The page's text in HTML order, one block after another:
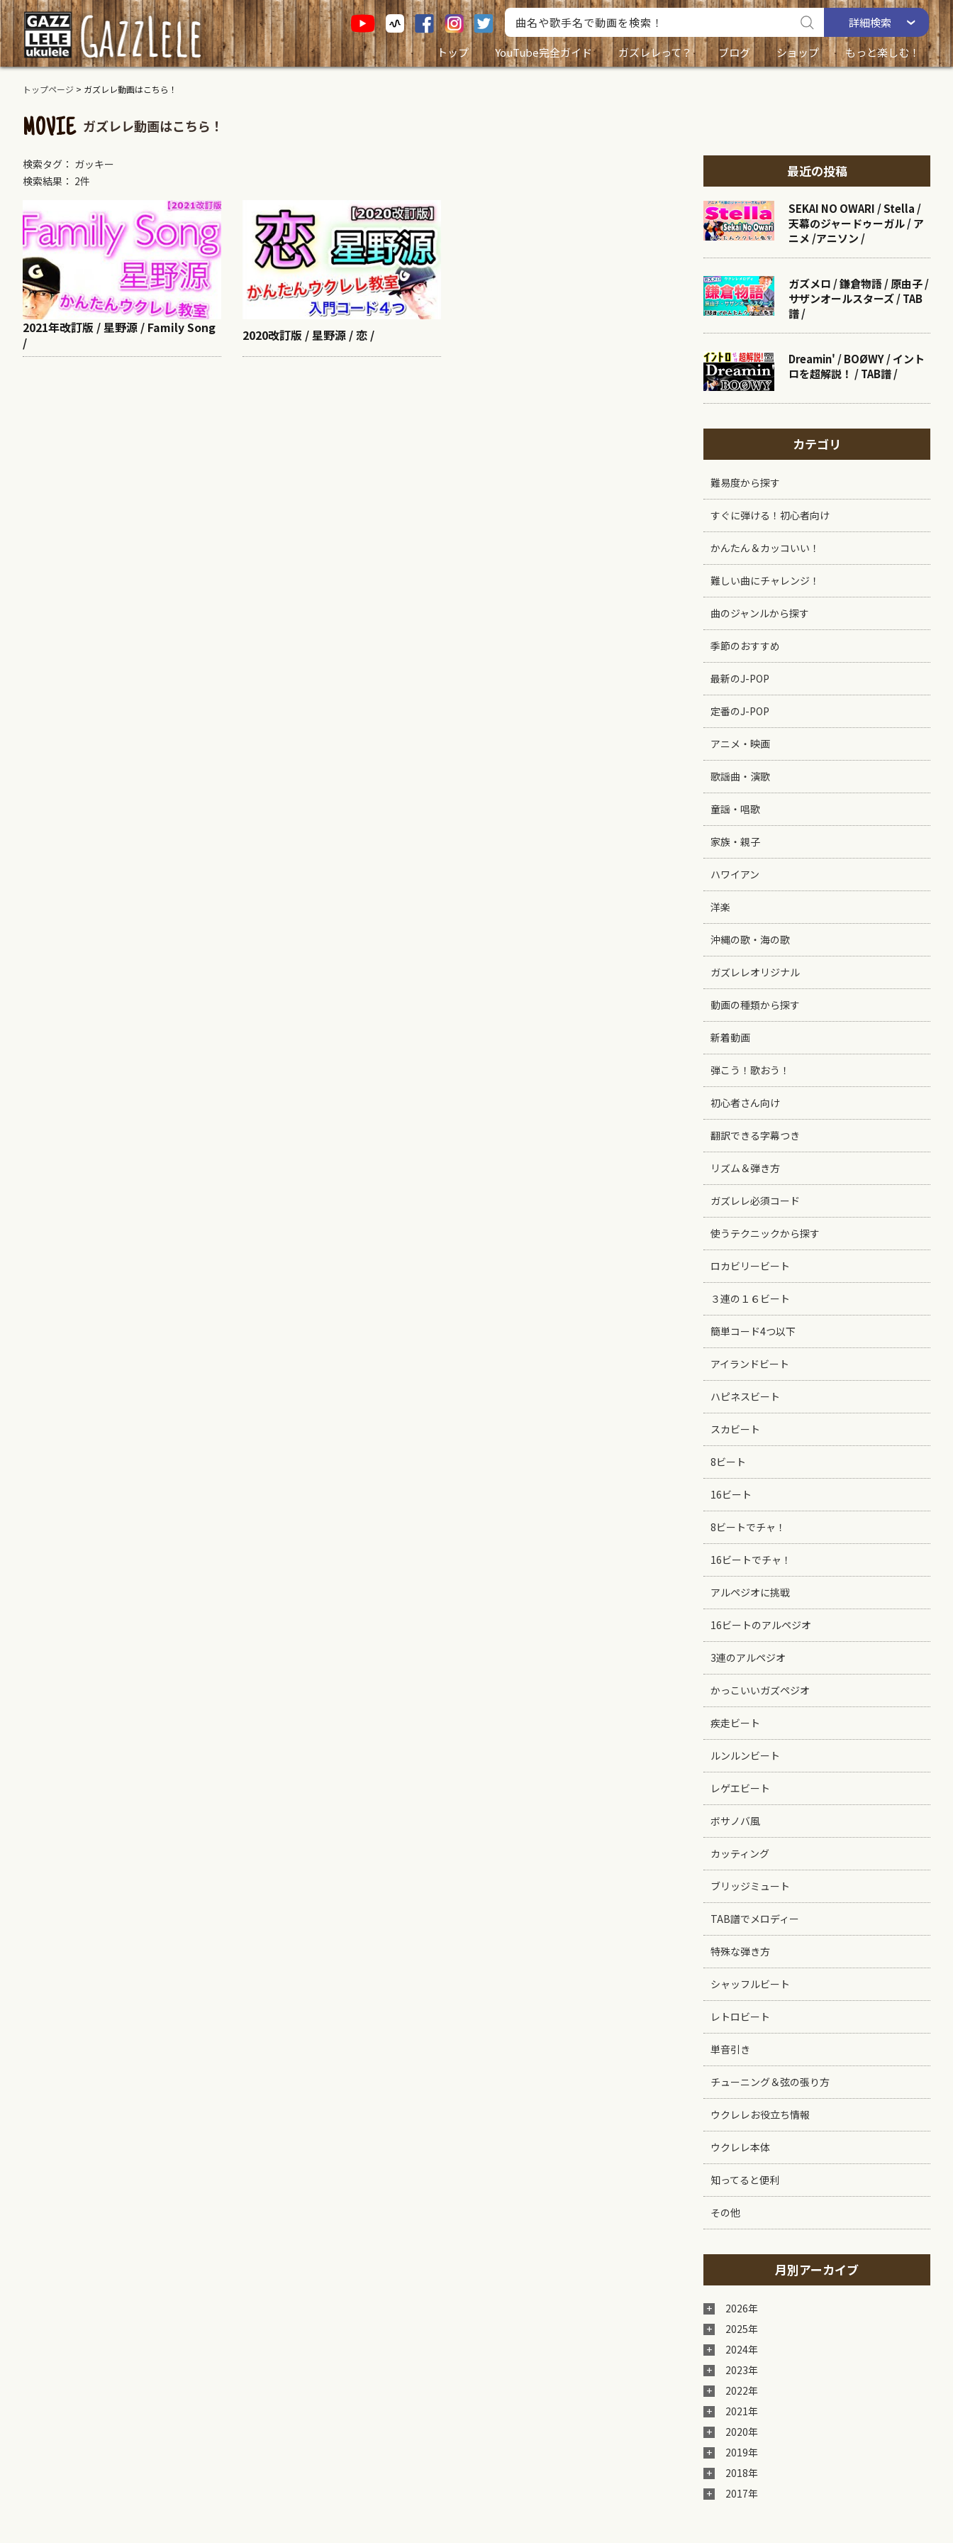
詳細検索
トップ
YouTube完全ガイド ガズレレって？ ブログ ショップ もっと楽しむ！
トップページ > ガズレレ動画はこちら！
MOVIE ガズレレ動画はこちら！
検索タグ： ガッキー
検索結果： 2件
2021年改訂版 / 星野源 / Family Song
/
2020改訂版 / 星野源 / 恋 /
最近の投稿
SEKAI NO OWARI / Stella /
天幕のジャードゥーガル / ア
ニメ /アニソン /
ガズメロ / 鎌倉物語 / 原由子 /
サザンオールスターズ / TAB
譜 /
Dreamin' / BOØWY / イント
ロを超解説！ / TAB譜 /
カテゴリ
難易度から探す
すぐに弾ける！初心者向け
かんたん＆カッコいい！
難しい曲にチャレンジ！
曲のジャンルから探す
季節のおすすめ
最新のJ-POP
定番のJ-POP
アニメ・映画
歌謡曲・演歌
童謡・唱歌
家族・親子
ハワイアン
洋楽
沖縄の歌・海の歌
ガズレレオリジナル
動画の種類から探す
新着動画
弾こう！歌おう！
初心者さん向け
翻訳できる字幕つき
リズム＆弾き方
ガズレレ必須コード
使うテクニックから探す
ロカビリービート
３連の１６ビート
簡単コード4つ以下
アイランドビート
ハピネスビート
スカビート
8ビート
16ビート
8ビートでチャ！
16ビートでチャ！
アルペジオに挑戦
16ビートのアルペジオ
3連のアルペジオ
かっこいいガズペジオ
疾走ビート
ルンルンビート
レゲエビート
ボサノバ風
カッティング
ブリッジミュート
TAB譜でメロディー
特殊な弾き方
シャッフルビート
レトロビート
単音引き
チューニング＆弦の張り方
ウクレレお役立ち情報
ウクレレ本体
知ってると便利
その他
月別アーカイブ
2026年
2025年
2024年
2023年
2022年
2021年
2020年
2019年
2018年
2017年